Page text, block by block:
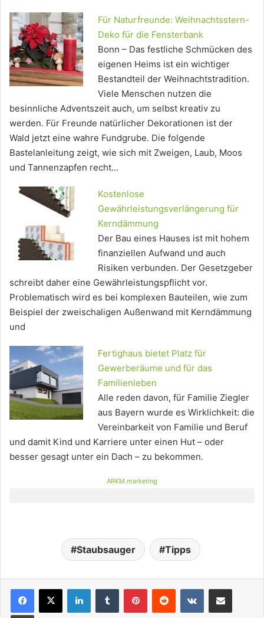
Für Naturfreunde: Weihnachtsstern-
Deko für die Fensterbank
Bonn – Das festliche Schmücken des
eigenen Heims ist ein wichtiger
Bestandteil der Weihnachtstradition.
Viele Menschen nutzen die
besinnliche Adventszeit auch, um selbst kreativ zu
werden. Für Freunde natürlicher Dekorationen ist der
Wald jetzt eine wahre Fundgrube. Die folgende
Bastelanleitung zeigt, wie sich mit Zweigen, Laub, Moos
und Tannenzapfen recht…
Kostenlose
Gewährleistungsverlängerung für
Kerndämmung
Der Bau eines Hauses ist mit hohem
finanziellen Aufwand und auch
Risiken verbunden. Der Gesetzgeber
schreibt daher eine Gewährleistungspflicht vor.
Problematisch wird es bei komplexen Bauteilen, wie zum
Beispiel der zweischaligen Außenwand mit Kerndämmung
und
Fertighaus bietet Platz für
Gewerberäume und für das
Familienleben
Alle reden davon, für Familie Ziegler
aus Bayern wurde es Wirklichkeit: die
Vereinbarkeit von Familie und Beruf
und damit Kind und Karriere unter einen Hut – oder
besser gesagt unter ein Dach – zu bekommen.
ARKM.marketing
Staubsauger Tipps